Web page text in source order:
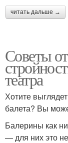
читать дальше →
Советы
театра
Хотите
балета? Вы
Балерины как
— для них это